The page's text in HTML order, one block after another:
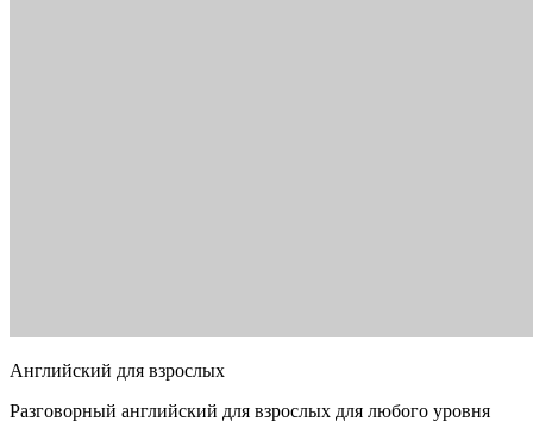
Английский для взрослых
Разговорный английский для взрослых для любого уровня